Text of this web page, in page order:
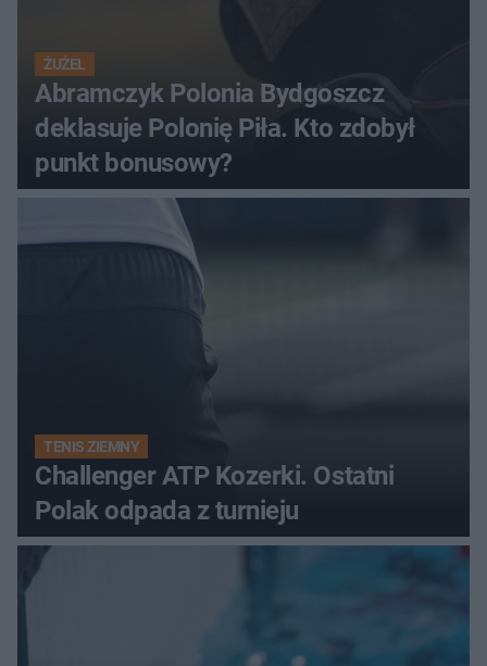
ŻUŻEL
Abramczyk Polonia Bydgoszcz
deklasuje Polonię Piła. Kto zdobył
punkt bonusowy?
TENIS ZIEMNY
Challenger ATP Kozerki. Ostatni
Polak odpada z turnieju